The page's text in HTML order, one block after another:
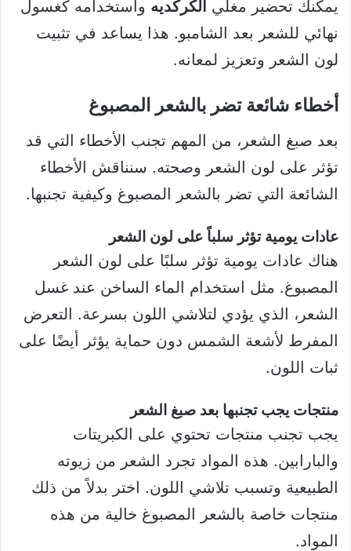
يمكنك تحضير مغلي الكركديه واستخدامه كغسول
نهائي للشعر بعد الشامبو. هذا يساعد في تثبيت
لون الشعر وتعزيز لمعانه.
أخطاء شائعة تضر بالشعر المصبوغ
بعد صبغ الشعر، من المهم تجنب الأخطاء التي قد
تؤثر على لون الشعر وصحته. سنناقش الأخطاء
الشائعة التي تضر بالشعر المصبوغ وكيفية تجنبها.
عادات يومية تؤثر سلباً على لون الشعر
هناك عادات يومية تؤثر سلبًا على لون الشعر
المصبوغ. مثل استخدام الماء الساخن عند غسل
الشعر، الذي يؤدي لتلاشي اللون بسرعة. التعرض
المفرط لأشعة الشمس دون حماية يؤثر أيضًا على
ثبات اللون.
منتجات يجب تجنبها بعد صبغ الشعر
يجب تجنب منتجات تحتوي على الكبريتات
والبارابين. هذه المواد تجرد الشعر من زيوته
الطبيعية وتسبب تلاشي اللون. اختر بدلاً من ذلك
منتجات خاصة بالشعر المصبوغ خالية من هذه
المواد.